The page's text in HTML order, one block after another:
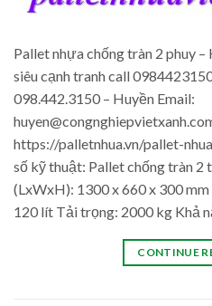
Pallet nhựa chống tràn 2 phuy
siêu cạnh tranh call
098.442.3150 – Huyền Email:
https://palletnhua.vn/pallet-
số kỹ thuật: Pallet chống tràn 2
(LxWxH): 1300 x 660 x 300
120 lít Tải trọng: 2000 kg Khả
CONTINUE